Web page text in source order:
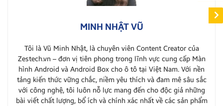
MINH NHẬT VŨ
Tôi là Vũ Minh Nhật, là chuyên viên Content Creator của
Zestech.vn – đơn vị tiên phong trong lĩnh vực cung cấp Màn
hình Android và Android Box cho ô tô tại Việt Nam. Với nền
tảng kiến thức vững chắc, niềm yêu thích và đam mê sâu sắc
với công nghệ, tôi luôn nỗ lực mang đến cho độc giả những
bài viết chất lượng, bổ ích và chính xác nhất về các sản phẩm